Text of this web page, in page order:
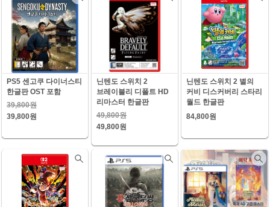
PS5 센고쿠 다이너스티
한글판 OST 포함
39,800원
39,800원
닌텐도 스위치 2
브레이블리 디폴트 HD
리마스터 한글판
49,800원
49,800원
닌텐도 스위치 2 별의
커비 디스커버리 스타리
월드 한글판
84,800원